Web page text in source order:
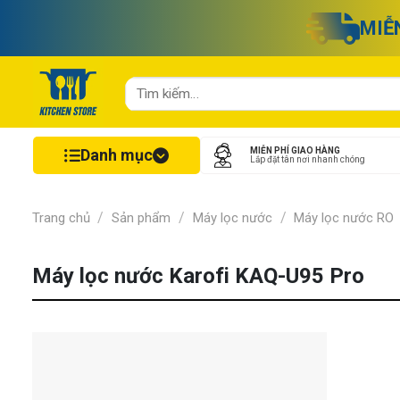
nội
Tìm
kiếm:
Danh mục
MIỄN PHÍ GIAO HÀNG
Lắp đặt tân nơi nhanh chóng
Trang chủ / Sản phẩm / Máy lọc nước / Máy lọc nước RO
Máy lọc nước Karofi KAQ-U95 Pro